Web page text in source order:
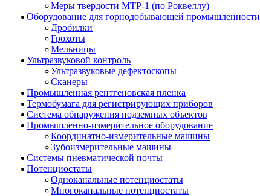
Меры твердости МТР-1 (по Роквеллу)
Оборудование для горнодобывающей промышленности
Дробилки
Грохоты
Мельницы
Ультразвуковой контроль
Ультразвуковые дефектоскопы
Сканеры
Промышленная рентгеновская пленка
Термобумага для регистрирующих приборов
Система обнаружения подземных объектов
Промышленно-измерительное оборудование
Координатно-измерительные машины
Зубоизмерительные машины
Системы пневматической почты
Потенциостаты
Одноканальные потенциостаты
Многоканальные потенциостаты